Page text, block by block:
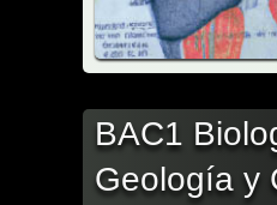
BAC1
Geología y